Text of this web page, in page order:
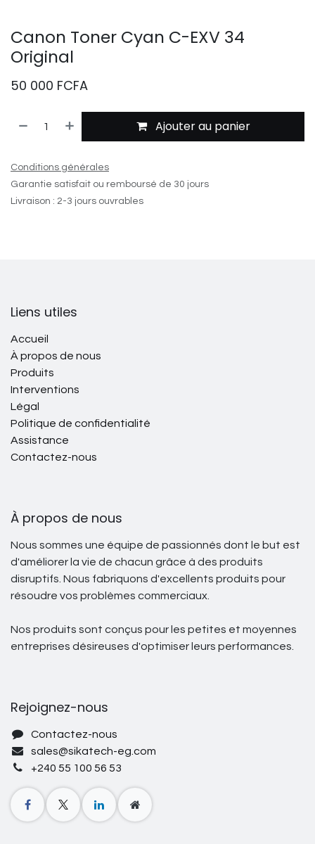
Canon Toner Cyan C-EXV 34
Original
50 000 FCFA
Ajouter au panier
Conditions générales
Garantie satisfait ou remboursé de 30 jours
Livraison : 2-3 jours ouvrables
Liens utiles
Accueil
À propos de nous
Produits
Interventions
Légal
Politique de confidentialité
Assistance
Contactez-nous
À propos de nous
Nous sommes une équipe de passionnés dont le but est
d'améliorer la vie de chacun grâce à des produits
disruptifs. Nous fabriquons d'excellents produits pour
résoudre vos problèmes commerciaux.
Nos produits sont conçus pour les petites et moyennes
entreprises désireuses d'optimiser leurs performances.
Rejoignez-nous
Contactez-nous
sales@sikatech-eg.com
+240 55 100 56 53